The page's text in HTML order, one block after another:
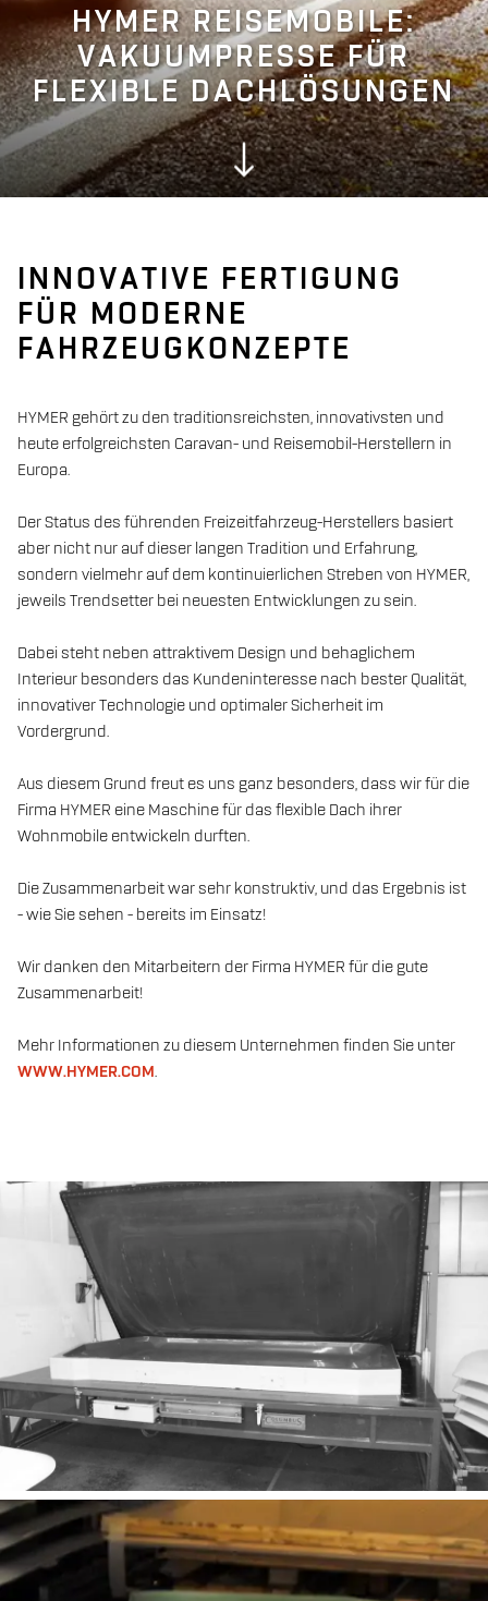
HYMER REISEMOBILE:
VAKUUMPRESSE FÜR
FLEXIBLE DACHLÖSUNGEN
INNOVATIVE FERTIGUNG
FÜR MODERNE
FAHRZEUGKONZEPTE
HYMER gehört zu den traditionsreichsten, innovativsten und
heute erfolgreichsten Caravan- und Reisemobil-Herstellern in
Europa.
Der Status des führenden Freizeitfahrzeug-Herstellers basiert
aber nicht nur auf dieser langen Tradition und Erfahrung,
sondern vielmehr auf dem kontinuierlichen Streben von HYMER,
jeweils Trendsetter bei neuesten Entwicklungen zu sein.
Dabei steht neben attraktivem Design und behaglichem
Interieur besonders das Kundeninteresse nach bester Qualität,
innovativer Technologie und optimaler Sicherheit im
Vordergrund.
Aus diesem Grund freut es uns ganz besonders, dass wir für die
Firma HYMER eine Maschine für das flexible Dach ihrer
Wohnmobile entwickeln durften.
Die Zusammenarbeit war sehr konstruktiv, und das Ergebnis ist
- wie Sie sehen - bereits im Einsatz!
Wir danken den Mitarbeitern der Firma HYMER für die gute
Zusammenarbeit!
Mehr Informationen zu diesem Unternehmen finden Sie unter
WWW.HYMER.COM.